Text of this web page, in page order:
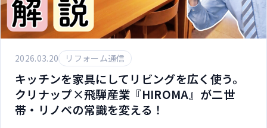
2026.03.20 リフォーム通信
キッチンを家具にしてリビングを広く使う。
クリナップ×飛騨産業『HIROMA』が二世
帯・リノベの常識を変える！